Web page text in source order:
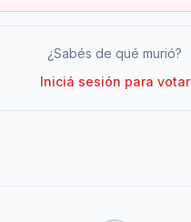
¿Sabés de qué murió?
Iniciá sesión para votar